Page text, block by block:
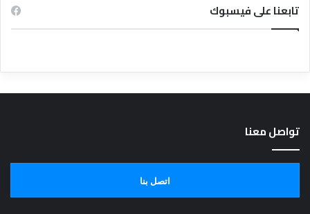
تابعنا على فيسبوك
تواصل معنا
اتصل بنا